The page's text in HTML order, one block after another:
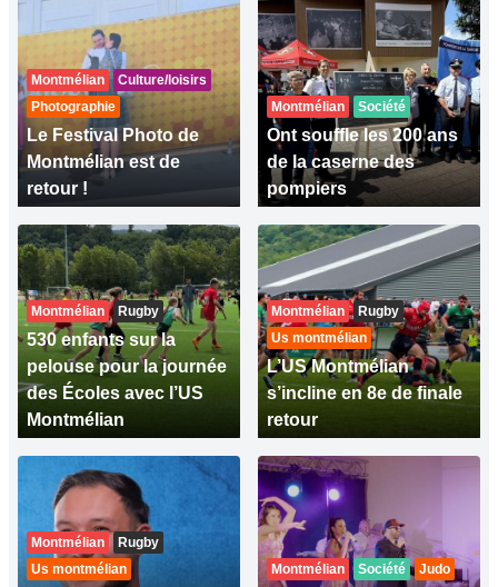
Montmélian
Culture/loisirs
Photographie
Le Festival Photo de
Montmélian est de
retour !
Montmélian Société
Ont souffle les 200 ans
de la caserne des
pompiers
Montmélian Rugby
530 enfants sur la
pelouse pour la journée
des Écoles avec l’US
Montmélian
Montmélian
Rugby
Us montmélian
L’US Montmélian
s’incline en 8e de finale
retour
Montmélian
Rugby
Us montmélian
Montmélian Société Judo